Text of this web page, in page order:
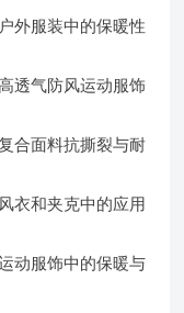
外服装中的保暖性
透气防风运动服饰
合面料抗撕裂与耐
衣和夹克中的应用
动服饰中的保暖与